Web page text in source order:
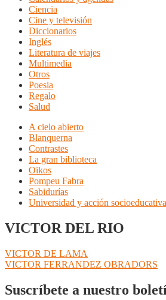
Ciencia
Cine y televisión
Diccionarios
Inglés
Literatura de viajes
Multimedia
Otros
Poesia
Regalo
Salud
A cielo abierto
Blanquerna
Contrastes
La gran biblioteca
Oikos
Pompeu Fabra
Sabidurías
Universidad y acción socioeducativa
VICTOR DEL RIO
Navegación
de
entradas
Anterior:
VICTOR DE LAMA
Siguiente:
VICTOR FERRANDEZ OBRADORS
Suscríbete a nuestro